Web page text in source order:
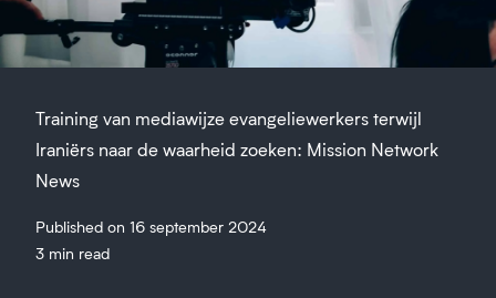
Training van mediawijze evangeliewerkers terwijl
Iraniërs naar de waarheid zoeken: Mission Network
News
Published on 16 september 2024
3 min read